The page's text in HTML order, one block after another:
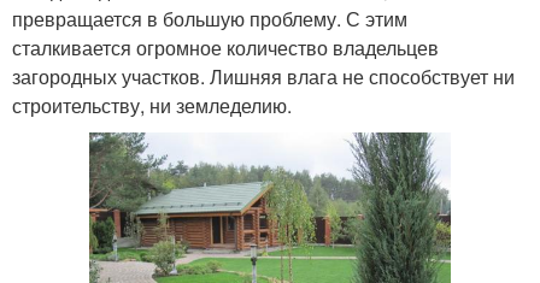
превращается в большую проблему. С этим
сталкивается огромное количество владельцев
загородных участков. Лишняя влага не способствует ни
строительству, ни земледелию.